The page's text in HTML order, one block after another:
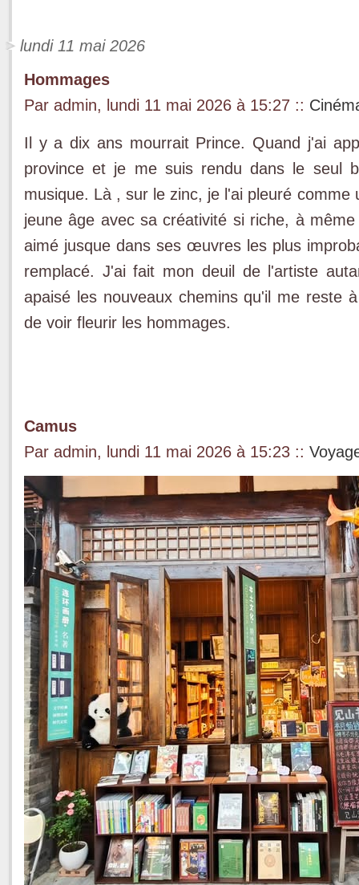
lundi 11 mai 2026
Hommages
Par admin, lundi 11 mai 2026 à 15:27 ::
Il y a dix ans mourrait Prince. Quand j'ai
province et je me suis rendu dans le seul
musique. Là , sur le zinc, je l'ai pleuré
jeune âge avec sa créativité si riche, à
aimé jusque dans ses œuvres les plus
remplacé. J'ai fait mon deuil de l'artiste
apaisé les nouveaux chemins qu'il me reste
de voir fleurir les hommages.
Camus
Par admin, lundi 11 mai 2026 à 15:23 ::